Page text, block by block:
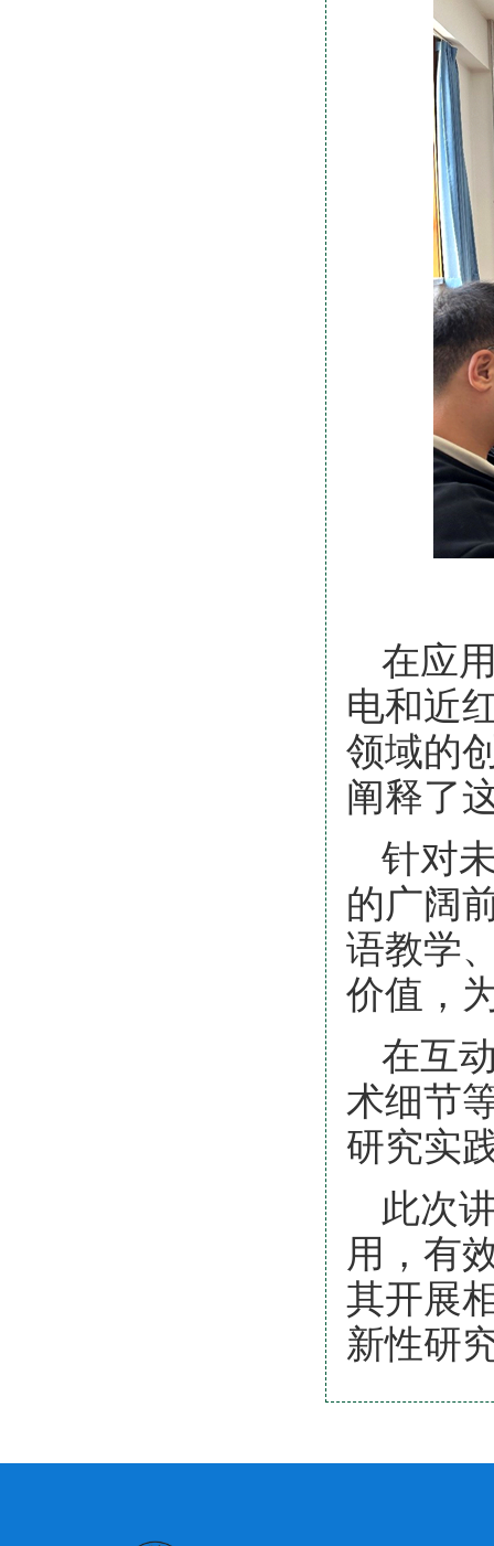
在应
电和近
领域的
阐释了
针对
的广阔
语教学
价值，
在互
术细节
研究实
此次
用，有
其开展
新性研